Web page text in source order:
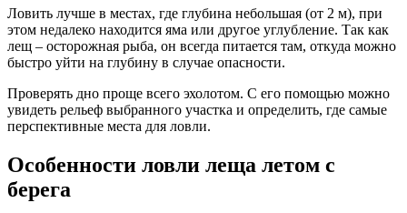
Ловить лучше в местах, где глубина небольшая (от 2 м), при
этом недалеко находится яма или другое углубление. Так как
лещ – осторожная рыба, он всегда питается там, откуда можно
быстро уйти на глубину в случае опасности.
Проверять дно проще всего эхолотом. С его помощью можно
увидеть рельеф выбранного участка и определить, где самые
перспективные места для ловли.
Особенности ловли леща летом с
берега